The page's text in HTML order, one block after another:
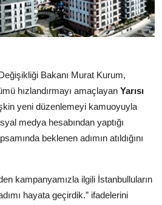
Bakanı Murat Kurum,
hızlandırmayı amaçlayan Yarısı
yeni düzenlemeyi kamuoyuyla
medya hesabından yaptığı
beklenen adımın atıldığını
kampanyamızla ilgili İstanbulluların
hayata geçirdik.” ifadelerini